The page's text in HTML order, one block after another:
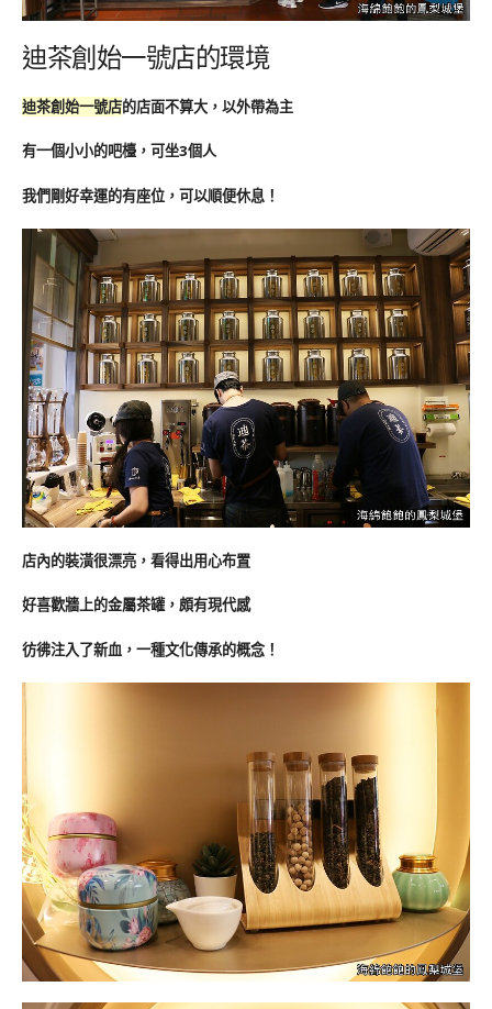
迪茶創始一號店的環境
迪茶創始一號店的店面不算大，以外帶為主
有一個小小的吧檯，可坐3個人
我們剛好幸運的有座位，可以順便休息！
店內的裝潢很漂亮，看得出用心布置
好喜歡牆上的金屬茶罐，頗有現代感
彷彿注入了新血，一種文化傳承的概念！